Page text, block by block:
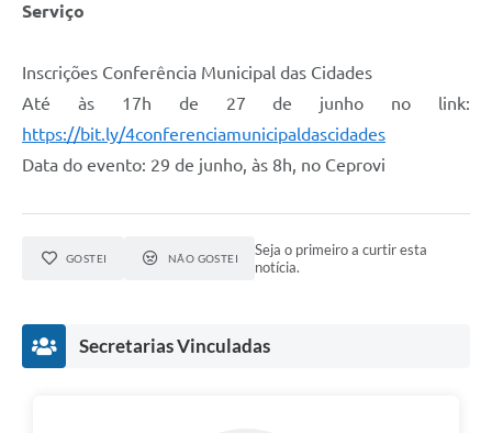
Serviço
Inscrições Conferência Municipal das Cidades
Até às 17h de 27 de junho no link:
https://bit.ly/4conferenciamunicipaldascidades
Data do evento: 29 de junho, às 8h, no Ceprovi
GOSTEI NÃO GOSTEI
Seja o primeiro a curtir esta
notícia.
Secretarias Vinculadas